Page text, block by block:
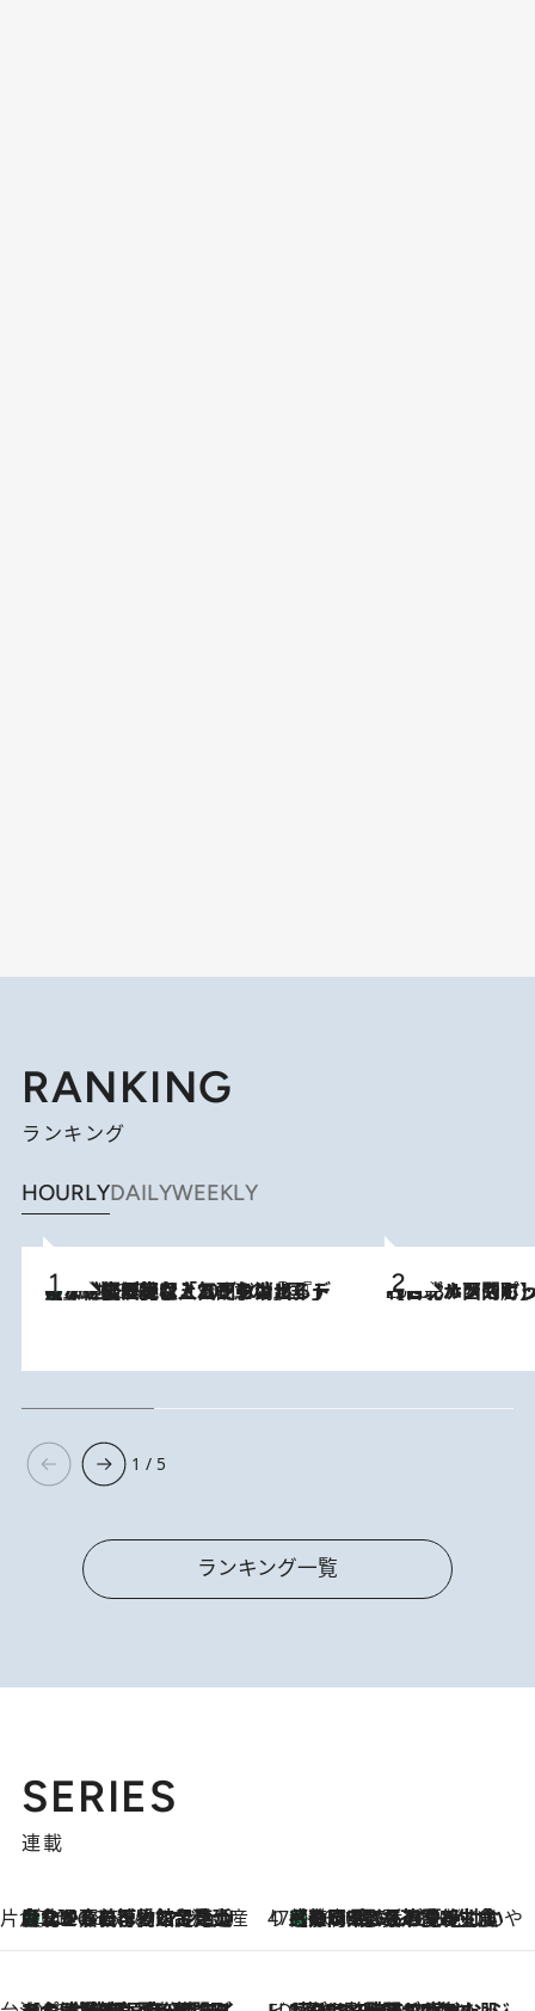
RANKING
ランキング
HOURLYDAILYWEEKLY
2026.8.5
【なぜ吉沢亮は「気配を消せる」のか？】興行収入208億の『国宝』を経て挑むミュージカル『ディア・エヴァン・ハンセン』。トップ俳優が舞台上でさらけ出した“孤独”とは 2026.8.4
【台北・西門町】台湾旅行で行くべきグルメスポット7選《濃厚ルーローハンやもっちり粽、サクふわドーナツも》
1 / 5
ランキング一覧
SERIES
連載
片倉真理のときめく台湾土産
2026.8.5
台北からちょっと足を延ばして嘉義へ！ マジョリカタイルの博物館で見つけたレトロ可愛い台湾土産 47都道府県の手みやげ ひんやりスイーツで夏を満喫
2026.8.5
【静岡県】この夏絶対食べたい 冷やしておいしいおやつ3選 お茶香る生食感のふるふるゼリー